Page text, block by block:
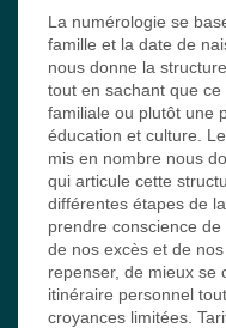
La numérologie se
famille et la date de
nous donne la
tout en sachant que
familiale ou plutôt une
éducation et culture.
mis en nombre nous
qui articule cette
différentes étapes de
prendre conscience
de nos excès et de
repenser, de mieux se
itinéraire personnel
croyances limitées.